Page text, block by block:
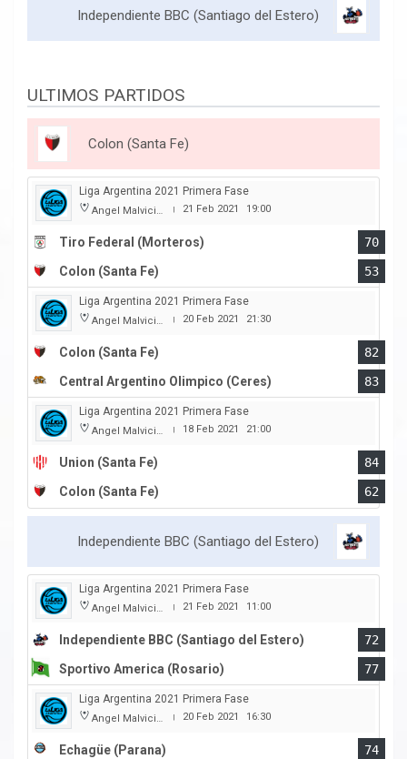
Independiente BBC (Santiago del Estero)
ULTIMOS PARTIDOS
Colon (Santa Fe)
Liga Argentina 2021 Primera Fase
Angel Malvicino | 21 Feb 2021 19:00
Tiro Federal (Morteros)
70
Colon (Santa Fe)
53
Liga Argentina 2021 Primera Fase
Angel Malvicino | 20 Feb 2021 21:30
Colon (Santa Fe)
82
Central Argentino Olimpico (Ceres)
83
Liga Argentina 2021 Primera Fase
Angel Malvicino | 18 Feb 2021 21:00
Union (Santa Fe)
84
Colon (Santa Fe)
62
Independiente BBC (Santiago del Estero)
Liga Argentina 2021 Primera Fase
Angel Malvicino | 21 Feb 2021 11:00
Independiente BBC (Santiago del Estero)
72
Sportivo America (Rosario)
77
Liga Argentina 2021 Primera Fase
Angel Malvicino | 20 Feb 2021 16:30
Echagüe (Parana)
74